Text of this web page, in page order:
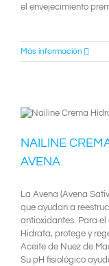
el envejecimiento
Más información
NAILINE
AVENA
La Avena (Avena
que ayudan a
antioxidantes. Para el
Hidrata, protege y
Aceite de Nuez de
Su pH fisiológico